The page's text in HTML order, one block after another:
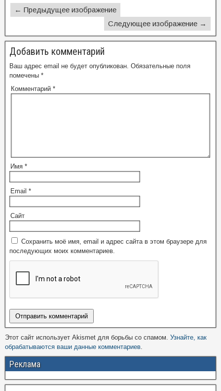
← Предыдущее изображение
Следующее изображение →
Добавить комментарий
Ваш адрес email не будет опубликован. Обязательные поля
помечены *
Комментарий *
Имя *
Email *
Сайт
Сохранить моё имя, email и адрес сайта в этом браузере для
последующих моих комментариев.
Этот сайт использует Akismet для борьбы со спамом. Узнайте, как
обрабатываются ваши данные комментариев.
Реклама